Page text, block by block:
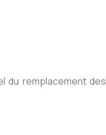
du remplacement des